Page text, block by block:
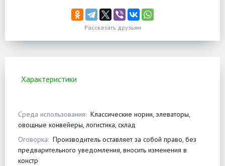
Рассказать друзьям
Характеристики
Среда использования: Классические нории, элеваторы,
овощные конвейеры, логистика, склад
Оговорка: Производитель оставляет за собой право, без
предварительного уведомления, вносить изменения в
констр